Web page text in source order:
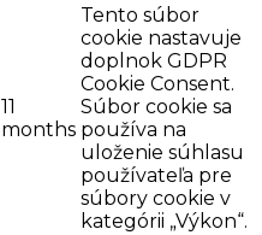
11
months
Tento súbor
cookie nastavuje
doplnok GDPR
Cookie Consent.
Súbor cookie sa
používa na
uloženie súhlasu
používateľa pre
súbory cookie v
kategórii „Výkon“.